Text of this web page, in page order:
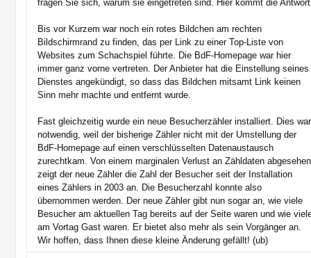
fragen Sie sich, warum sie eingetreten sind. Hier kommt die
Bis vor Kurzem war noch ein rotes Bildchen am rechten
Bildschirmrand zu finden, das per Link zu einer Top-Liste von
Websites zum Schachspiel führte. Die BdF-Homepage war hier
immer ganz vorne vertreten. Der Anbieter hat die Einstellung seines
Dienstes angekündigt, so dass das Bildchen mitsamt Link keinen
Sinn mehr machte und entfernt wurde.
Fast gleichzeitig wurde ein neue Besucherzähler installiert. Dies war
notwendig, weil der bisherige Zähler nicht mit der Umstellung der
BdF-Homepage auf einen verschlüsselten Datenaustausch
zurechtkam. Von einem marginalen Verlust an Zähldaten abgesehen
zeigt der neue Zähler die Zahl der Besucher seit der Installation
eines Zählers in 2003 an. Die Besucherzahl konnte also
übernommen werden. Der neue Zähler gibt nun sogar an, wie viele
Besucher am aktuellen Tag bereits auf der Seite waren und wie
am Vortag Gast waren. Er bietet also mehr als sein Vorgänger an.
Wir hoffen, dass Ihnen diese kleine Änderung gefällt! (ub)